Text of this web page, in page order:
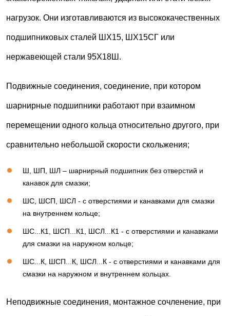
нагрузок. Они изготавливаются из высококачественных
подшипниковых сталей ШХ15, ШХ15СГ или
нержавеющей стали 95Х18Ш.
Подвижные соединения, соединение, при котором
шарнирные подшипники работают при взаимном
перемещении одного кольца относительно другого, при
сравнительно небольшой скорости скольжения;
Ш, ШП, ШЛ – шарнирный подшипник без отверстий и
канавок для смазки;
ШС, ШСП, ШСЛ - с отверстиями и канавками для смазки
на внутреннем кольце;
ШС...К1, ШСП...К1, ШСЛ...К1 - с отверстиями и канавками
для смазки на наружном кольце;
ШС...К, ШСП...К, ШСЛ...К - с отверстиями и канавками для
смазки на наружном и внутреннем кольцах.
Неподвижные соединения, монтажное сочленение, при